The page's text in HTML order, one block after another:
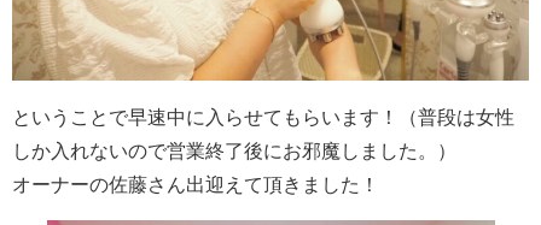
ということで早速中に入らせてもらいます！（普段は女性
しか入れないので営業終了後にお邪魔しました。）
オーナーの佐藤さん出迎えて頂きました！